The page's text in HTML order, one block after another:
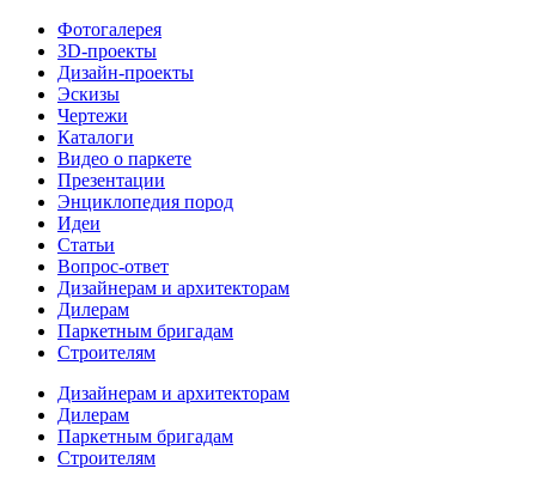
Фотогалерея
3D-проекты
Дизайн-проекты
Эскизы
Чертежи
Каталоги
Видео о паркете
Презентации
Энциклопедия пород
Идеи
Статьи
Вопрос-ответ
Дизайнерам и архитекторам
Дилерам
Паркетным бригадам
Строителям
Дизайнерам и архитекторам
Дилерам
Паркетным бригадам
Строителям